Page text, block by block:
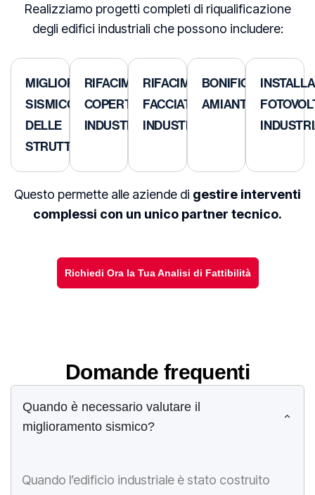
Realizziamo progetti completi di riqualificazione
degli edifici industriali che possono includere:
MIGLIORAMENTO
SISMICO
DELLE
STRUTTURE
RIFACIMENTO
COPERTURE
INDUSTRIALI
RIFACIMENTO
FACCIATE
INDUSTRIALI
BONIFICA
AMIANTO
Questo permette alle aziende di gestire interventi
complessi con un unico partner tecnico.
Richiedi Ora la Tua Analisi di Fattibilità
Domande frequenti
Quando è necessario valutare il
miglioramento sismico?
Quando l’edificio industriale è stato costruito